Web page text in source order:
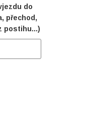
do
přechod,
postihu...)